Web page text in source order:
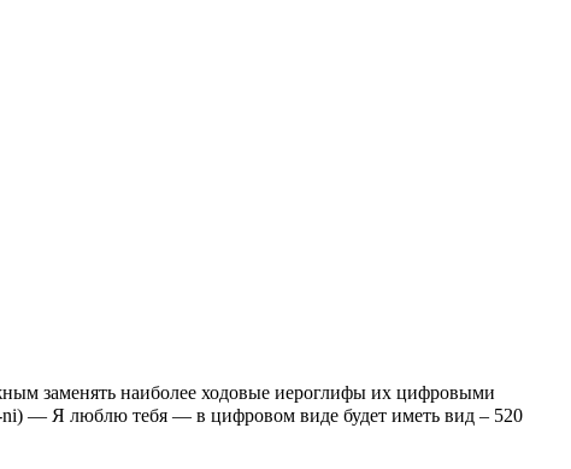
заменять наиболее ходовые иероглифы их цифровыми
ni) — Я люблю тебя — в цифровом виде будет иметь вид – 520